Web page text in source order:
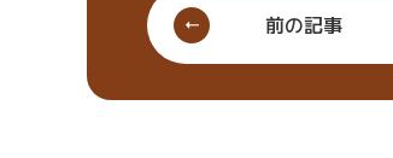
前の記事